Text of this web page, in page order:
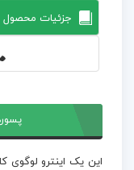
جزئیات محصول
این یک اینترو